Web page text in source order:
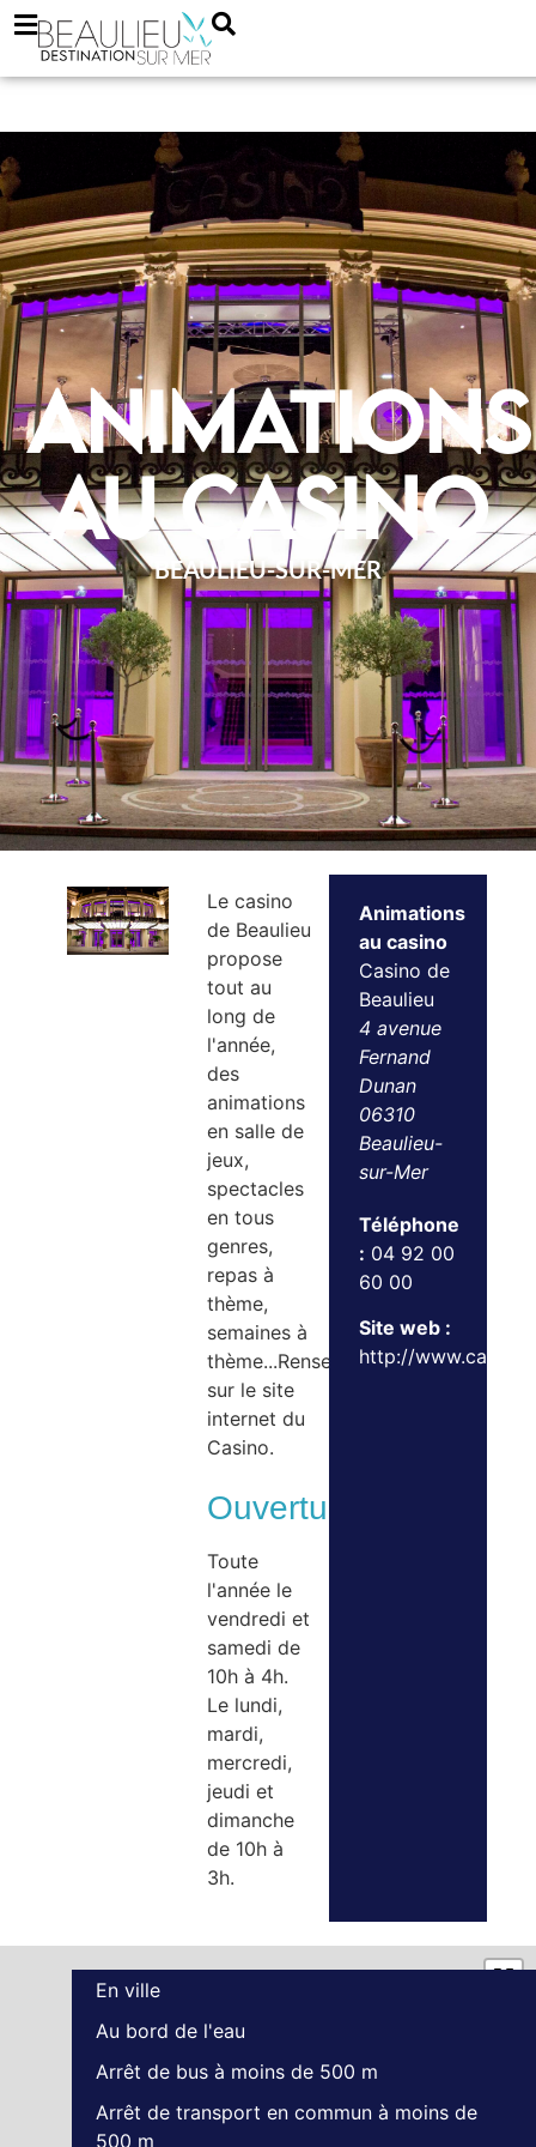
Animations
au casino
BEAULIEU-SUR-MER
Le casino
de Beaulieu
propose
tout au
long de
l'année,
des
animations
en salle de
jeux,
spectacles
en tous
genres,
repas à
thème,
semaines à
thème...Renseignements
sur le site
internet du
Casino.
Ouvertures
Toute
l'année le
vendredi et
samedi de
10h à 4h.
Le lundi,
mardi,
mercredi,
jeudi et
dimanche
de 10h à
3h.
Animations
au casino
Casino de
Beaulieu
4 avenue
Fernand
Dunan
06310
Beaulieu-
sur-Mer
Téléphone
: 04 92 00
60 00
Site web :
http://
En ville
Au bord de l'eau
Arrêt de bus à moins de 500 m
Arrêt de transport en commun à moins de
500 m